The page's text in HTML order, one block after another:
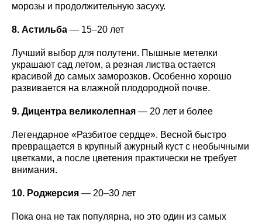
морозы и продолжительную засуху.
8. Астильба — 15–20 лет
Лучший выбор для полутени. Пышные метелки
украшают сад летом, а резная листва остается
красивой до самых заморозков. Особенно хорошо
развивается на влажной плодородной почве.
9. Дицентра великолепная — 20 лет и более
Легендарное «Разбитое сердце». Весной быстро
превращается в крупный ажурный куст с необычными
цветками, а после цветения практически не требует
внимания.
10. Роджерсия — 20–30 лет
Пока она не так популярна, но это один из самых